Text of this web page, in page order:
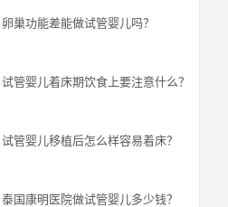
卵巢功能差能做试管婴儿吗？
试管婴儿着床期饮食上要注意什么？
试管婴儿移植后怎么样容易着床？
泰国康明医院做试管婴儿多少钱？